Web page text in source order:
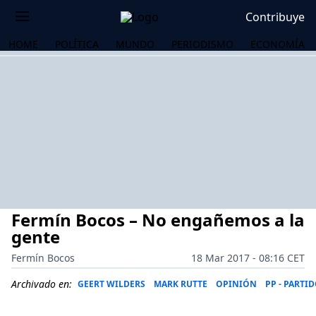
Contribuye
HOME POLÍTICA MUNDO PERIODISMO ECONOMÍA
Fermín Bocos – No engañemos a la
gente
Fermín Bocos
18 Mar 2017 - 08:16 CET
Archivado en: GEERT WILDERS MARK RUTTE OPINIÓN PP -